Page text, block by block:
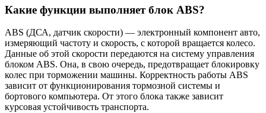
Какие функции выполняет блок ABS?
ABS (ДСА, датчик скорости) — электронный компонент авто,
измеряющий частоту и скорость, с которой вращается колесо.
Данные об этой скорости передаются на систему управления
блоком ABS. Она, в свою очередь, предотвращает блокировку
колес при торможении машины. Корректность работы ABS
зависит от функционирования тормозной системы и
бортового компьютера. От этого блока также зависит
курсовая устойчивость транспорта.